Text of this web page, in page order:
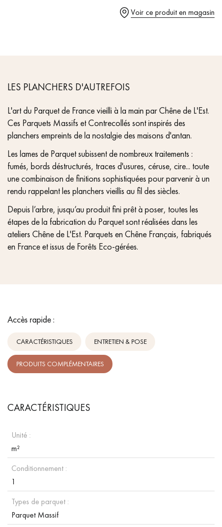
pas dans le choix et la pose de votre parquet.
Demandez un rendez-vous personnalisé
Obtenez un devis gratuit !
Voir ce produit en magasin
LES PLANCHERS D'AUTREFOIS
L'art du Parquet de France vieilli à la main par Chêne de L'Est.
Ces Parquets Massifs et Contrecollés sont inspirés des
planchers empreints de la nostalgie des maisons d'antan.
Les lames de Parquet subissent de nombreux traitements :
fumés, bords déstructurés, traces d'usures, céruse, cire... toute
une combinaison de finitions sophistiquées pour parvenir à un
rendu rappelant les planchers vieillis au fil des siècles.
Depuis l’arbre, jusqu’au produit fini prêt à poser, toutes les
étapes de la fabrication du Parquet sont réalisées dans les
ateliers Chêne de L'Est. Parquets en Chêne Français, fabriqués
en France et issus de Forêts Eco-gérées.
Accès rapide :
CARACTÉRISTIQUES ENTRETIEN & POSE
PRODUITS COMPLÉMENTAIRES
CARACTÉRISTIQUES
Unité :
m²
Conditionnement :
1
Types de parquet :
Parquet Massif